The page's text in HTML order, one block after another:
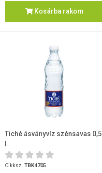
Kosárba rakom
Tiché ásványvíz szénsavas 0,5
Cikksz. TBK4705